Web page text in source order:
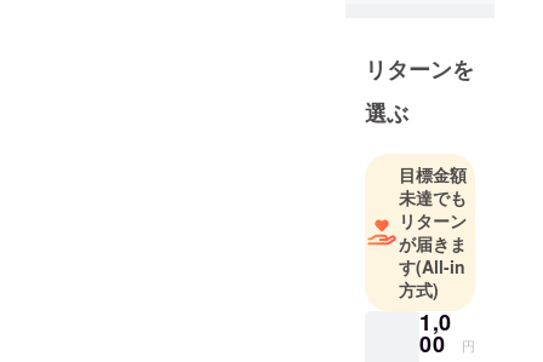
リターンを
選ぶ
目標金額
未達でも
リターン
が届きま
す(All-in
方式)
1,0
00 円